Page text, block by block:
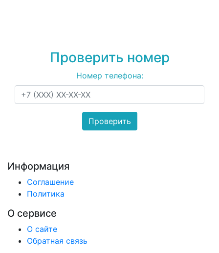
Проверить номер
Номер телефона:
Информация
Соглашение
Политика
О сервисе
О сайте
Обратная связь